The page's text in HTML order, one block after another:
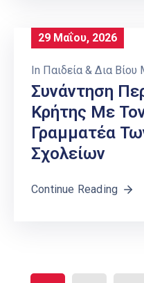
29 Μαΐου, 2026
In Παιδεία & Δια
Συνάντηση
Κρήτης Με
Γραμματέα
Σχολείων
Continue Reading